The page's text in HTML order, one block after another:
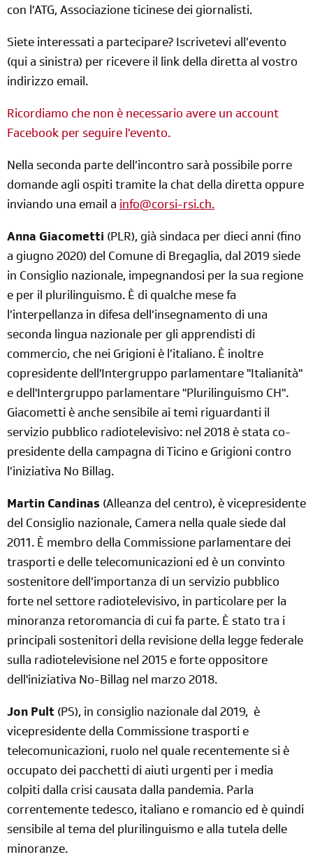
con l'ATG, Associazione ticinese dei giornalisti.
Siete interessati a partecipare? Iscrivetevi all’evento
(qui a sinistra) per ricevere il link della diretta al vostro
indirizzo email.
Ricordiamo che non è necessario avere un account
Facebook per seguire l'evento.
Nella seconda parte dell’incontro sarà possibile porre
domande agli ospiti tramite la chat della diretta oppure
inviando una email a info@corsi-rsi.ch.
Anna Giacometti (PLR), già sindaca per dieci anni (fino
a giugno 2020) del Comune di Bregaglia, dal 2019 siede
in Consiglio nazionale, impegnandosi per la sua regione
e per il plurilinguismo. È di qualche mese fa
l’interpellanza in difesa dell’insegnamento di una
seconda lingua nazionale per gli apprendisti di
commercio, che nei Grigioni è l’italiano. È inoltre
copresidente dell'Intergruppo parlamentare "Italianità"
e dell'Intergruppo parlamentare "Plurilinguismo CH".
Giacometti è anche sensibile ai temi riguardanti il
servizio pubblico radiotelevisivo: nel 2018 è stata co-
presidente della campagna di Ticino e Grigioni contro
l’iniziativa No Billag.
Martin Candinas (Alleanza del centro), è vicepresidente
del Consiglio nazionale, Camera nella quale siede dal
2011. È membro della Commissione parlamentare dei
trasporti e delle telecomunicazioni ed è un convinto
sostenitore dell’importanza di un servizio pubblico
forte nel settore radiotelevisivo, in particolare per la
minoranza retoromancia di cui fa parte. È stato tra i
principali sostenitori della revisione della legge federale
sulla radiotelevisione nel 2015 e forte oppositore
dell'iniziativa No-Billag nel marzo 2018.
Jon Pult (PS), in consiglio nazionale dal 2019, è
vicepresidente della Commissione trasporti e
telecomunicazioni, ruolo nel quale recentemente si è
occupato dei pacchetti di aiuti urgenti per i media
colpiti dalla crisi causata dalla pandemia. Parla
correntemente tedesco, italiano e romancio ed è quindi
sensibile al tema del plurilinguismo e alla tutela delle
minoranze.